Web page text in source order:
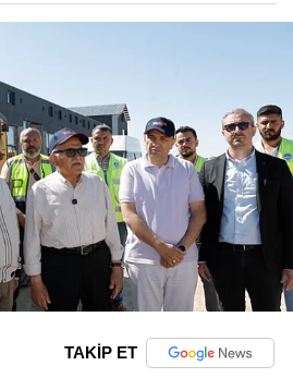
TAKİP ET